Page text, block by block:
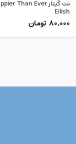
Eilish
80,000 تومان